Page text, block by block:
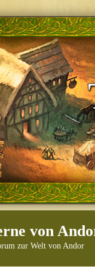
von
zur Welt von Andor